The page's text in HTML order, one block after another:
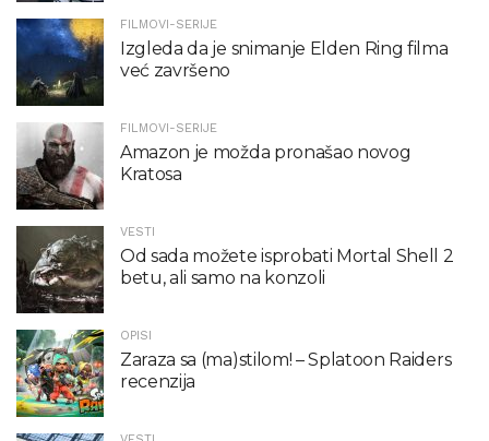
FILMOVI-SERIJE
Izgleda da je snimanje Elden Ring filma
već završeno
FILMOVI-SERIJE
Amazon je možda pronašao novog
Kratosa
VESTI
Od sada možete isprobati Mortal Shell 2
betu, ali samo na konzoli
OPISI
Zaraza sa (ma)stilom! – Splatoon Raiders
recenzija